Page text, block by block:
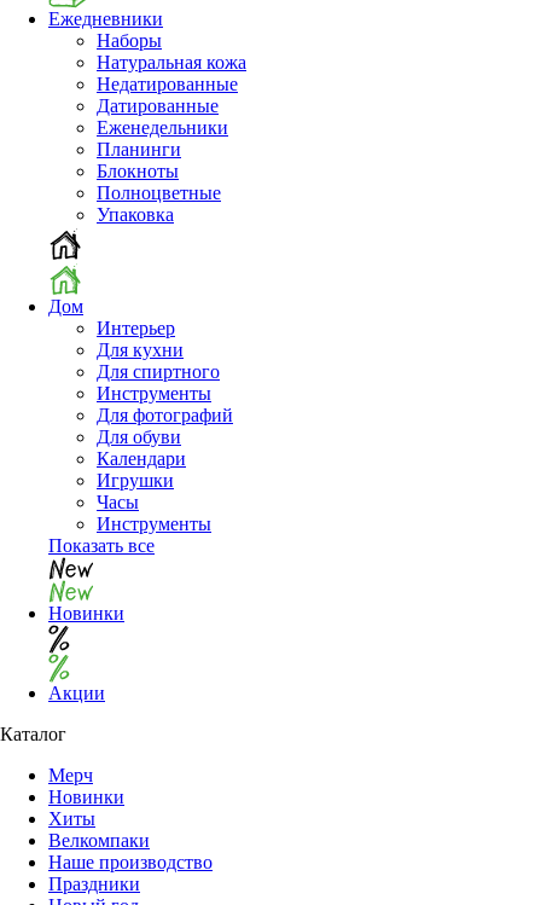
Ежедневники
Наборы
Натуральная кожа
Недатированные
Датированные
Еженедельники
Планинги
Блокноты
Полноцветные
Упаковка
Дом
Интерьер
Для кухни
Для спиртного
Инструменты
Для фотографий
Для обуви
Календари
Игрушки
Часы
Инструменты
Показать все
Новинки
Акции
Каталог
Мерч
Новинки
Хиты
Велкомпаки
Наше производство
Праздники